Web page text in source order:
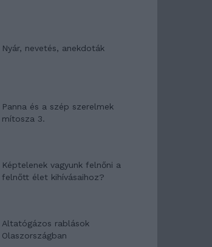
Nyár, nevetés, anekdoták
Panna és a szép szerelmek
mítosza 3.
Képtelenek vagyunk felnőni a
felnőtt élet kihívásaihoz?
Altatógázos rablások
Olaszországban